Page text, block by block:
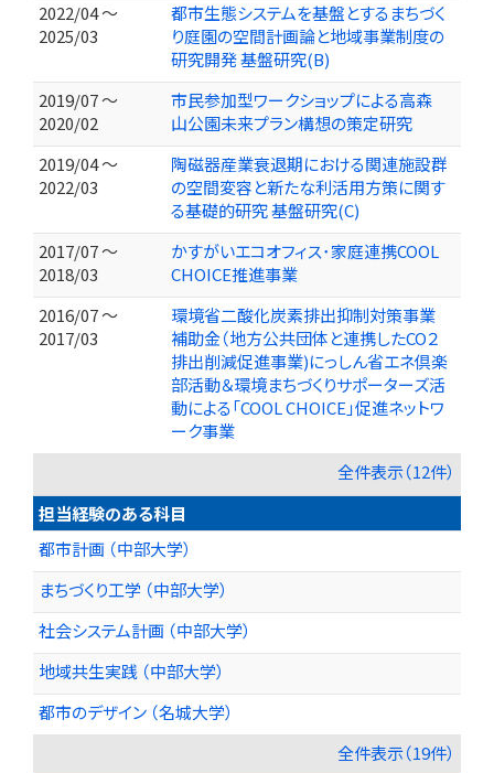
2022/04 ～
2025/03
都市生態システムを基盤とするまちづく
り庭園の空間計画論と地域事業制度の
研究開発 基盤研究(B)
2019/07 ～
2020/02
市民参加型ワークショップによる高森
山公園未来プラン構想の策定研究
2019/04 ～
2022/03
陶磁器産業衰退期における関連施設群
の空間変容と新たな利活用方策に関す
る基礎的研究 基盤研究(C)
2017/07 ～
2018/03
かすがいエコオフィス･家庭連携COOL
CHOICE推進事業
2016/07 ～
2017/03
環境省二酸化炭素排出抑制対策事業
補助金（地方公共団体と連携したCO２
排出削減促進事業)にっしん省エネ倶楽
部活動＆環境まちづくりサポーターズ活
動による「COOL CHOICE」促進ネットワ
ーク事業
全件表示（12件）
担当経験のある科目
都市計画 （中部大学）
まちづくり工学 （中部大学）
社会システム計画 （中部大学）
地域共生実践 （中部大学）
都市のデザイン （名城大学）
全件表示（19件）